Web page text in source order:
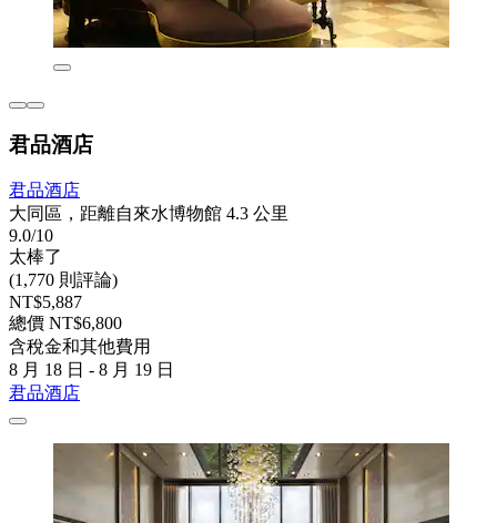
君品酒店
君品酒店
大同區，距離自來水博物館 4.3 公里
9.0/10
太棒了
(1,770 則評論)
NT$5,887
總價 NT$6,800
含稅金和其他費用
8 月 18 日 - 8 月 19 日
君品酒店